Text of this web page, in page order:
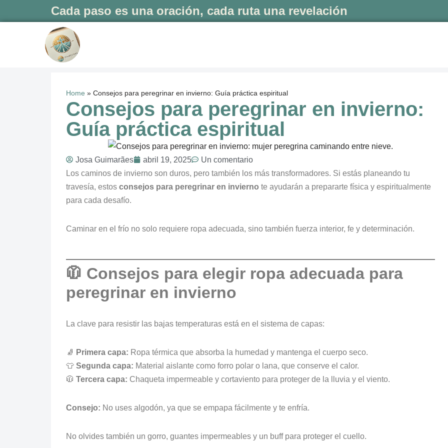
Cada paso es una oración, cada ruta una revelación
Home » Consejos para peregrinar en invierno: Guía práctica espiritual
Consejos para peregrinar en invierno:
Guía práctica espiritual
Josa Guimarães abril 19, 2025
Un comentario
Los caminos de invierno son duros, pero también los más transformadores. Si estás planeando tu
travesía, estos consejos para peregrinar en invierno te ayudarán a prepararte física y espiritualmente
para cada desafío.
Caminar en el frío no solo requiere ropa adecuada, sino también fuerza interior, fe y determinación.
🧥 Consejos para elegir ropa adecuada para
peregrinar en invierno
La clave para resistir las bajas temperaturas está en el sistema de capas:
🧦 Primera capa: Ropa térmica que absorba la humedad y mantenga el cuerpo seco.
👕 Segunda capa: Material aislante como forro polar o lana, que conserve el calor.
🧥 Tercera capa: Chaqueta impermeable y cortaviento para proteger de la lluvia y el viento.
Consejo: No uses algodón, ya que se empapa fácilmente y te enfría.
No olvides también un gorro, guantes impermeables y un buff para proteger el cuello.